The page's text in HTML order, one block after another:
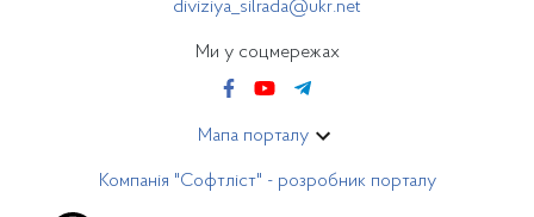
diviziya_silrada@ukr.net
Ми у соцмережах
Мапа порталу
Компанія "Софтліст" - розробник порталу